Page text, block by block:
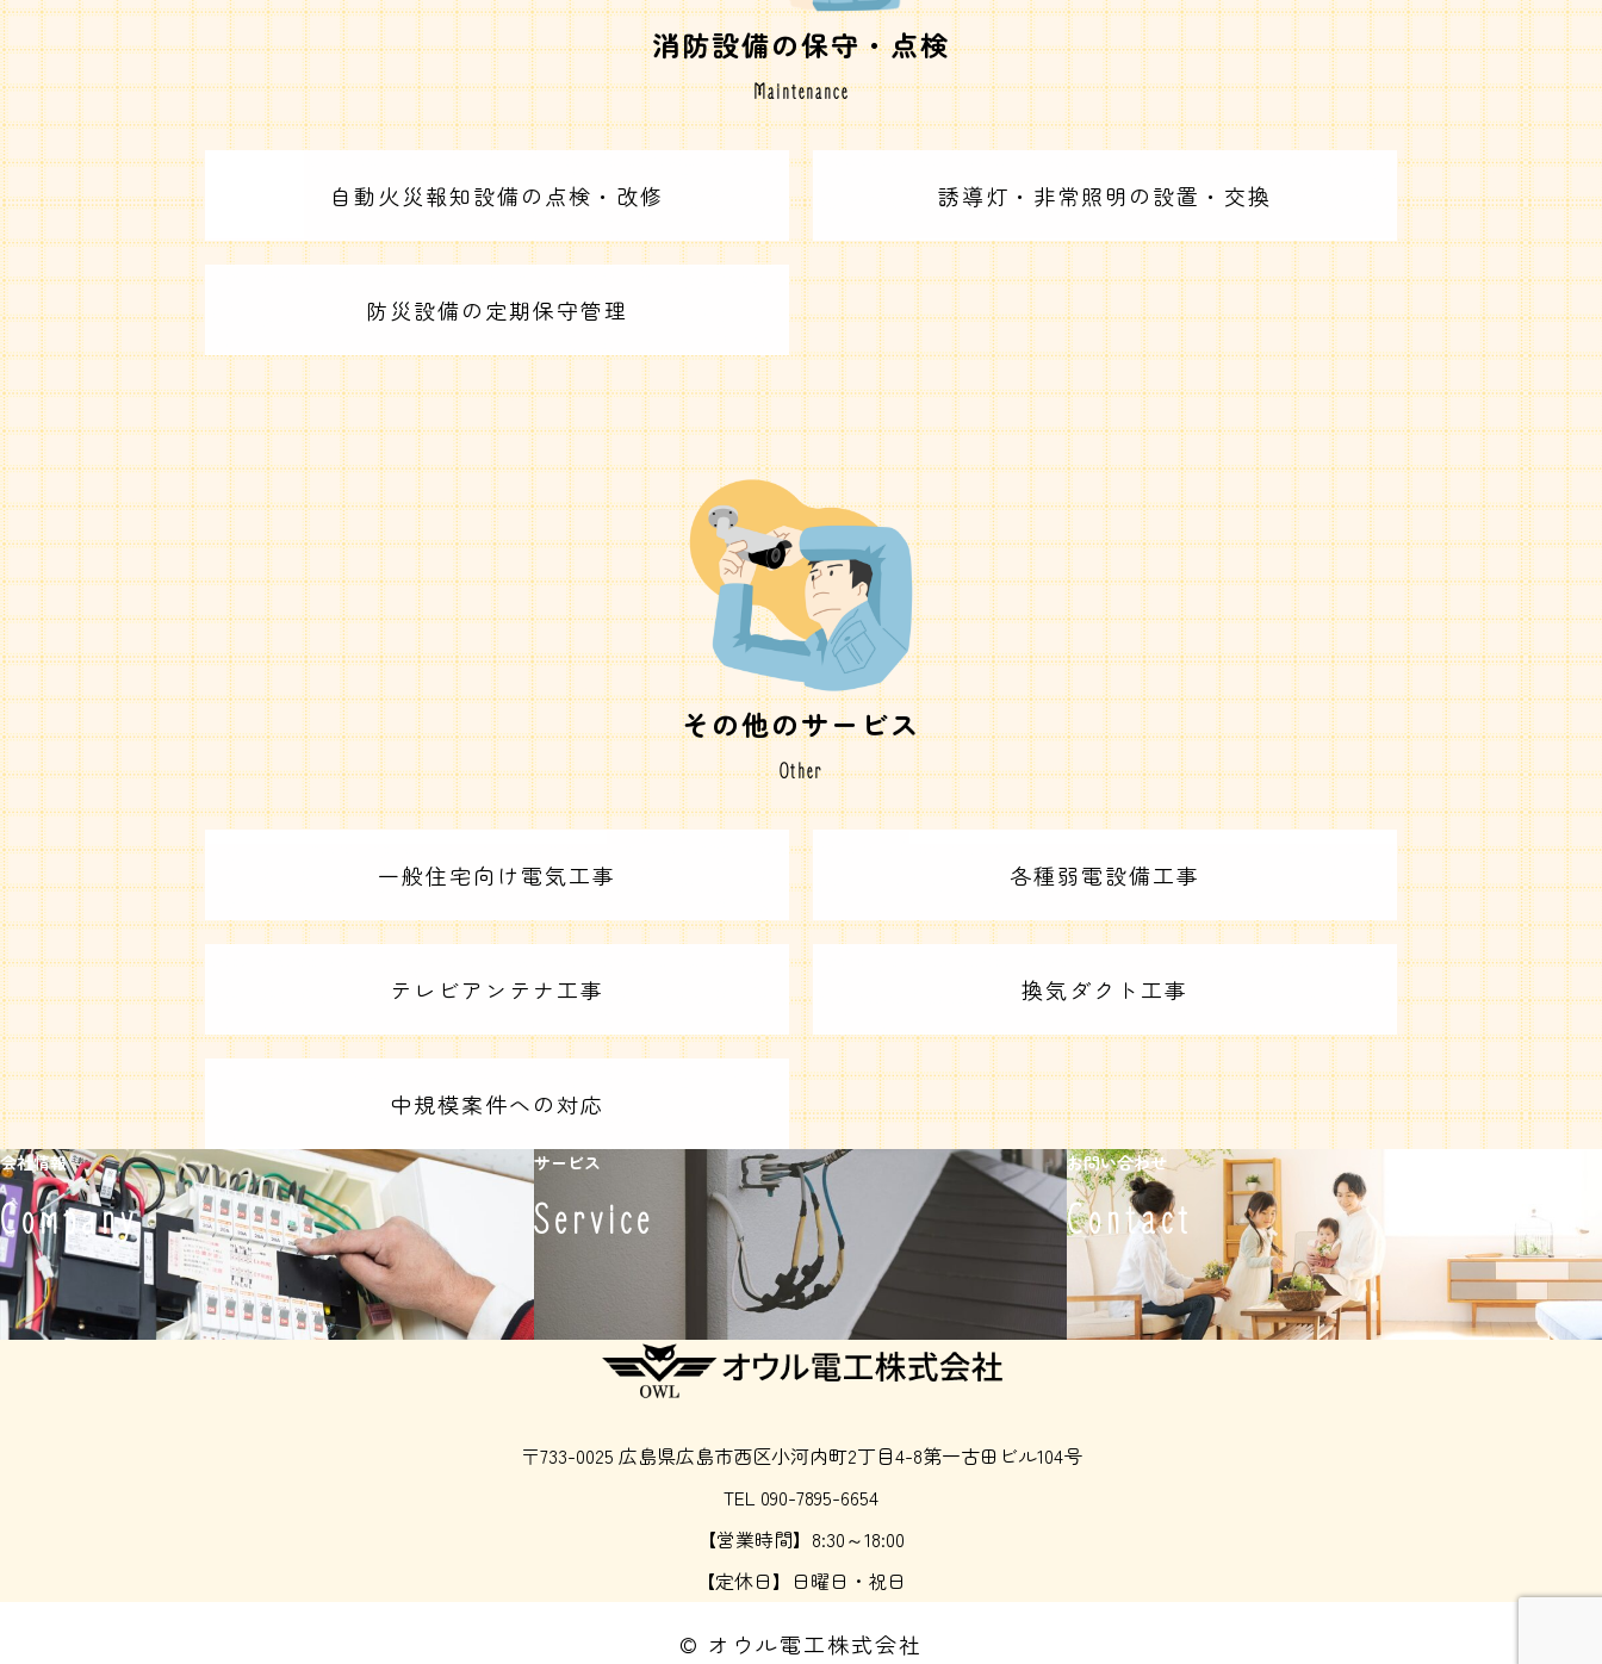
消防設備の保守・点検
Maintenance
自動火災報知設備の点検・改修 誘導灯・非常照明の設置・交換
防災設備の定期保守管理
その他のサービス
Other
一般住宅向け電気工事 各種弱電設備工事
テレビアンテナ工事 換気ダクト工事
中規模案件への対応
会社情報
Company
サービス
Service
お問い合わせ
Contact
〒733-0025 広島県広島市西区小河内町2丁目4-8第一古田ビル104号
TEL 090-7895-6654
【営業時間】8:30～18:00
【定休日】日曜日・祝日
© オウル電工株式会社